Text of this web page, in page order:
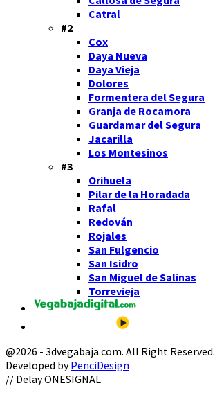
Catral
#2
Cox
Daya Nueva
Daya Vieja
Dolores
Formentera del Segura
Granja de Rocamora
Guardamar del Segura
Jacarilla
Los Montesinos
#3
Orihuela
Pilar de la Horadada
Rafal
Redován
Rojales
San Fulgencio
San Isidro
San Miguel de Salinas
Torrevieja
@2026 - 3dvegabaja.com. All Right
Developed byPenciDesign
Facebook
Twitter
Instagram
Youtube
Email
// Delay ONESIGNAL